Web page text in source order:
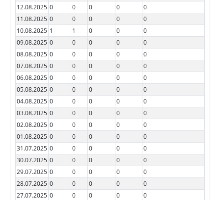
12.08.2025 0 0 0 0
0
11.08.2025 0 0 0 0
0
10.08.2025 1 1 0 0
0
09.08.2025 0 0 0 0
0
08.08.2025 0 0 0 0
0
07.08.2025 0 0 0 0
0
06.08.2025 0 0 0 0
0
05.08.2025 0 0 0 0
0
04.08.2025 0 0 0 0
0
03.08.2025 0 0 0 0
0
02.08.2025 0 0 0 0
0
01.08.2025 0 0 0 0
0
31.07.2025 0 0 0 0
0
30.07.2025 0 0 0 0
0
29.07.2025 0 0 0 0
0
28.07.2025 0 0 0 0
0
27.07.2025 0 0 0 0
0